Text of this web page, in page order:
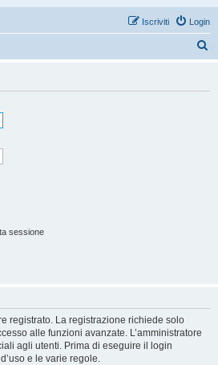
Login
Iscriviti
sessione
registrato. La registrazione richiede solo
alle funzioni avanzate. L’amministratore
agli utenti. Prima di eseguire il login
e le varie regole.